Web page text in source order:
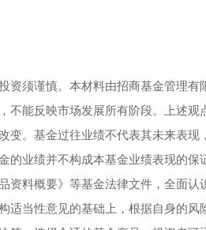
资须谨慎。本材料由招商基金管理
不能反映市场发展所有阶段。上述
变。基金过往业绩不代表其未来表
的业绩并不构成本基金业绩表现的保
资料概要》等基金法律文件，全面
适当性意见的基础上，根据自身的风